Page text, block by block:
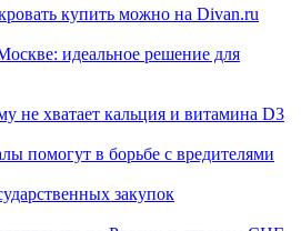
купить можно на Divan.ru
идеальное решение для
не хватает кальция и витамина D3
помогут в борьбе с вредителями
закупок